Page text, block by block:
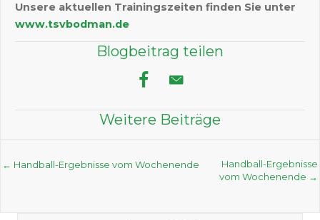
Unsere aktuellen Trainingszeiten finden Sie unter
www.tsvbodman.de
Blogbeitrag teilen
Weitere Beiträge
Posts
← Handball-Ergebnisse vom Wochenende
Handball-Ergebnisse
vom Wochenende →